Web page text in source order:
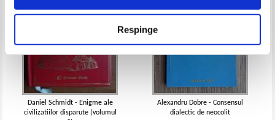
Respinge
Daniel Schmidt - Enigme ale
civilizatiilor disparute (volumul
Alexandru Dobre - Consensul
dialectic de neocolit